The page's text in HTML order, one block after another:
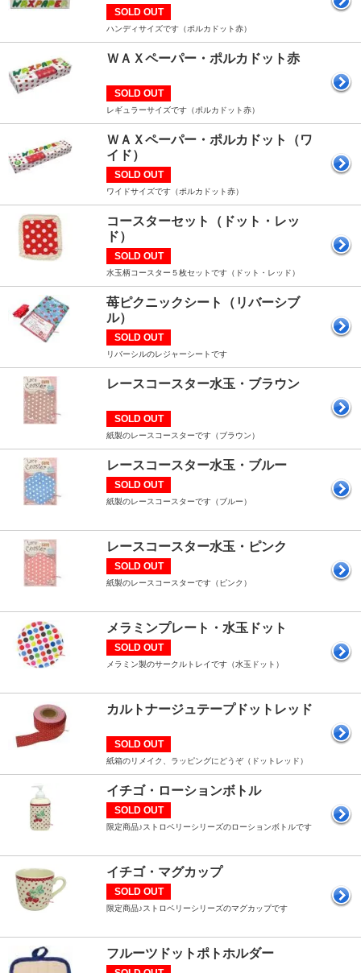
SOLD OUT
ハンディサイズです（ポルカドット赤）
ＷＡＸペーパー・ポルカドット赤
SOLD OUT
レギュラーサイズです（ポルカドット赤）
ＷＡＸペーパー・ポルカドット（ワ
イド）
SOLD OUT
ワイドサイズです（ポルカドット赤）
コースターセット（ドット・レッ
ド）
SOLD OUT
水玉柄コースター５枚セットです（ドット・レッド）
苺ピクニックシート（リバーシブ
ル）
SOLD OUT
リバーシルのレジャーシートです
レースコースター水玉・ブラウン
SOLD OUT
紙製のレースコースターです（ブラウン）
レースコースター水玉・ブルー
SOLD OUT
紙製のレースコースターです（ブルー）
レースコースター水玉・ピンク
SOLD OUT
紙製のレースコースターです（ピンク）
メラミンプレート・水玉ドット
SOLD OUT
メラミン製のサークルトレイです（水玉ドット）
カルトナージュテープドットレッド
SOLD OUT
紙箱のリメイク、ラッピングにどうぞ（ドットレッド）
イチゴ・ローションボトル
SOLD OUT
限定商品♪ストロベリーシリーズのローションボトルです
イチゴ・マグカップ
SOLD OUT
限定商品♪ストロベリーシリーズのマグカップです
フルーツドットポトホルダー